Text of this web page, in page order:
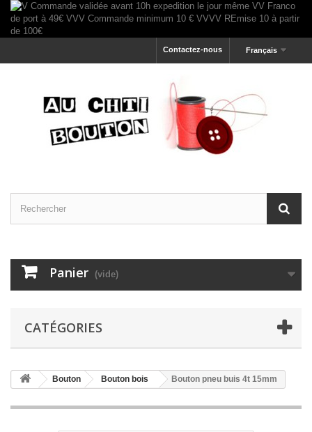
Français
Contactez-nous
Panier (vide)
CATÉGORIES
Bouton Bouton bois Bouton pneu buis 4t 15mm